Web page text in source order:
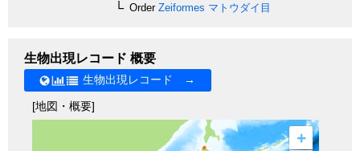
OrderZeiformes マトウダイ目
生物出現レコード 概要
生物出現レコード →
[地図・概要]
+